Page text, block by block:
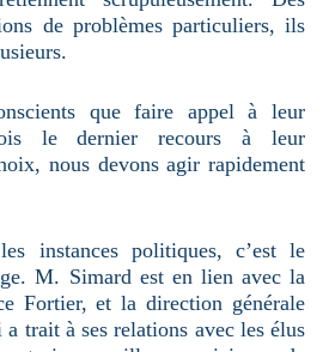
de problèmes particuliers, ils
que faire appel à leur
le dernier recours à leur
nous devons agir rapidement
instances politiques, c’est le
M. Simard est en lien avec la
Fortier, et la direction générale
trait à ses relations avec les élus